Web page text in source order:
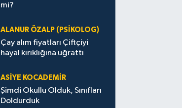
mi?
ALANUR ÖZALP (PSIKOLOG)
Çay alım fiyatları Çiftçiyi
hayal kırıklığına uğrattı
ASIYE KOCADEMİR
Şimdi Okullu Olduk, Sınıfları
Doldurduk